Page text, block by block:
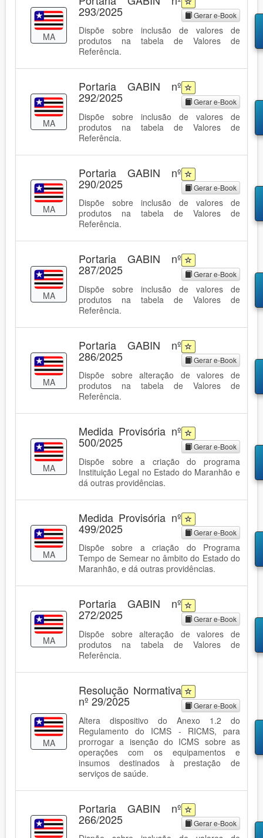
MA
293/2025 Gerar e-Book
Dispõe sobre inclusão de valores de
produtos na tabela de Valores de
Referência.
MA
Portaria GABIN nº
292/2025 Gerar e-Book
Dispõe sobre inclusão de valores de
produtos na tabela de Valores de
Referência.
MA
Portaria GABIN nº
290/2025 Gerar e-Book
Dispõe sobre inclusão de valores de
produtos na tabela de Valores de
Referência.
MA
Portaria GABIN nº
287/2025 Gerar e-Book
Dispõe sobre inclusão de valores de
produtos na tabela de Valores de
Referência.
MA
Portaria GABIN nº
286/2025 Gerar e-Book
Dispõe sobre alteração de valores de
produtos na tabela de Valores de
Referência.
MA
Medida Provisória nº
500/2025 Gerar e-Book
Dispõe sobre a criação do programa
Instituição Legal no Estado do Maranhão e
dá outras providências.
MA
Medida Provisória nº
499/2025 Gerar e-Book
Dispõe sobre a criação do Programa
Tempo de Semear no âmbito do Estado do
Maranhão, e dá outras providências.
MA
Portaria GABIN nº
272/2025 Gerar e-Book
Dispõe sobre alteração de valores de
produtos na tabela de Valores de
Referência.
MA
Resolução Normativa
nº 29/2025 Gerar e-Book
Altera dispositivo do Anexo 1.2 do
Regulamento do ICMS - RICMS, para
prorrogar a isenção do ICMS sobre as
operações com os equipamentos e
insumos destinados à prestação de
serviços de saúde.
Portaria GABIN nº
266/2025 Gerar e-Book